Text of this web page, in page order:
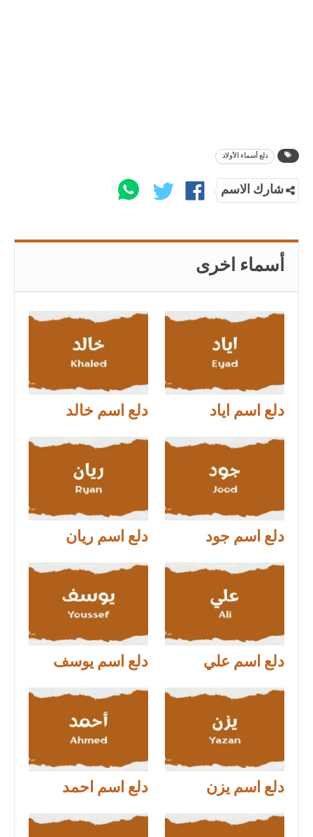
دلع أسماء الأولاد
شارك الاسم
أسماء اخرى
دلع اسم اياد دلع اسم خالد
دلع اسم جود دلع اسم ريان
دلع اسم علي دلع اسم يوسف
دلع اسم يزن دلع اسم احمد